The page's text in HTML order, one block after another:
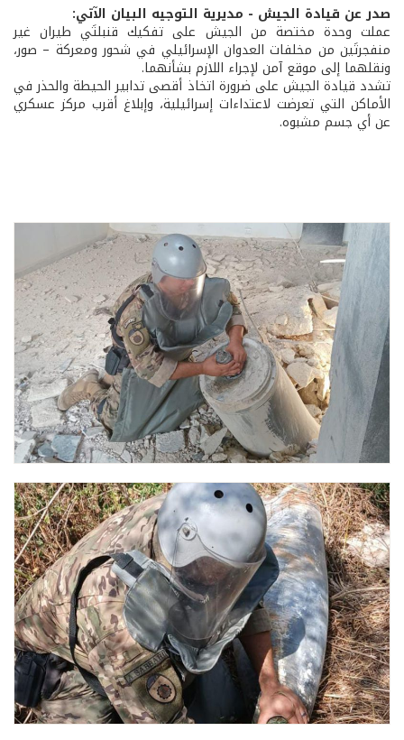
صدر عن قيادة الجيش - مديرية التوجيه البيان الآتي:
عملت وحدة مختصة من الجيش على تفكيك قنبلتَي طيران غير
منفجرتَين من مخلفات العدوان الإسرائيلي في شحور ومعركة – صور،
ونقلهما إلى موقع آمن لإجراء اللازم بشأنهما.
تشدد قيادة الجيش على ضرورة اتخاذ أقصى تدابير الحيطة والحذر في
الأماكن التي تعرضت لاعتداءات إسرائيلية، وإبلاغ أقرب مركز عسكري
عن أي جسم مشبوه.